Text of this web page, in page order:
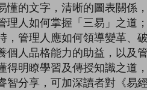
懂的文字，清晰的圖表關係
理人如何掌握「三易」之道
，管理人應如何領導變革、
個人品格能力的助益，以及
得明瞭學習及傳授知識之道
智分享，可加深讀者對《易